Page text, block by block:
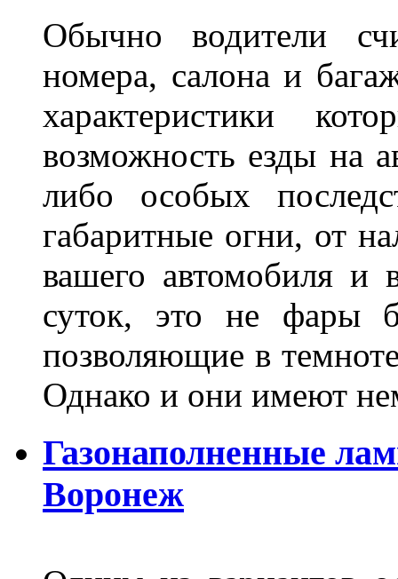
Обычно водители
номера, салона и
характеристики
возможность езды на
либо особых
габаритные огни, от
вашего автомобиля и
суток, это не фары
позволяющие в
Однако и они имеют
Газонаполненные
Воронеж